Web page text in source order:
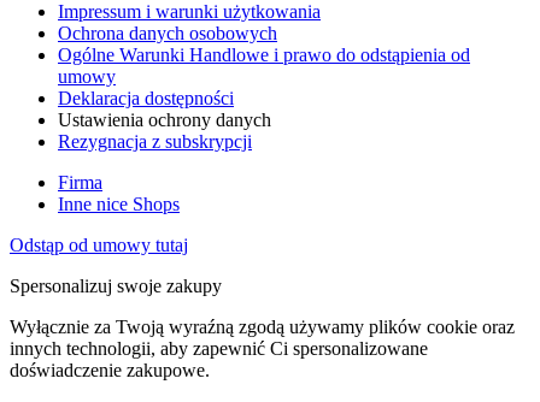
Impressum i warunki użytkowania
Ochrona danych osobowych
Ogólne Warunki Handlowe i prawo do odstąpienia od
umowy
Deklaracja dostępności
Ustawienia ochrony danych
Rezygnacja z subskrypcji
Firma
Inne nice Shops
Odstąp od umowy tutaj
Spersonalizuj swoje zakupy
Wyłącznie za Twoją wyraźną zgodą używamy plików cookie oraz
innych technologii, aby zapewnić Ci spersonalizowane
doświadczenie zakupowe.